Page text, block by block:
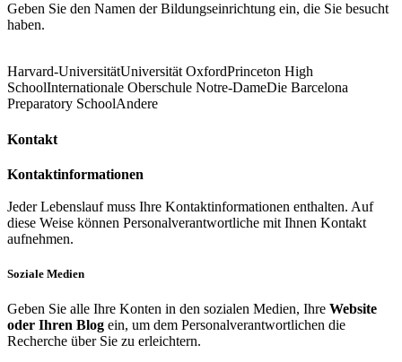
Geben Sie den Namen der Bildungseinrichtung ein, die Sie besucht
haben.
Harvard-UniversitätUniversität OxfordPrinceton High
SchoolInternationale Oberschule Notre-DameDie Barcelona
Preparatory SchoolAndere
Kontakt
Kontaktinformationen
Jeder Lebenslauf muss Ihre Kontaktinformationen enthalten. Auf
diese Weise können Personalverantwortliche mit Ihnen Kontakt
aufnehmen.
Soziale Medien
Geben Sie alle Ihre Konten in den sozialen Medien, Ihre Website
oder Ihren Blog ein, um dem Personalverantwortlichen die
Recherche über Sie zu erleichtern.